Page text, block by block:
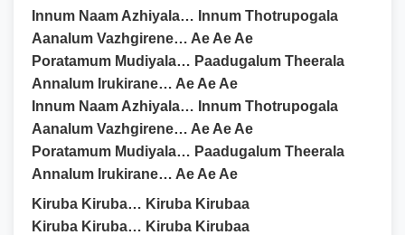
Innum Naam Azhiyala… Innum Thotrupogala
Aanalum Vazhgirene… Ae Ae Ae
Poratamum Mudiyala… Paadugalum Theerala
Annalum Irukirane… Ae Ae Ae
Innum Naam Azhiyala… Innum Thotrupogala
Aanalum Vazhgirene… Ae Ae Ae
Poratamum Mudiyala… Paadugalum Theerala
Annalum Irukirane… Ae Ae Ae
Kiruba Kiruba… Kiruba Kirubaa
Kiruba Kiruba… Kiruba Kirubaa